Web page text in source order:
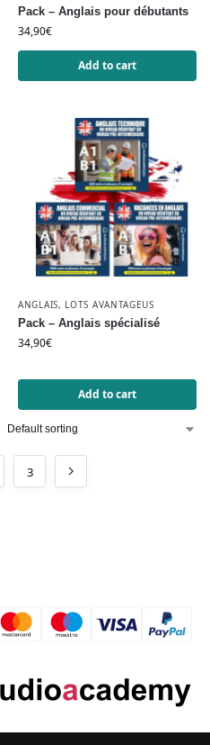
Pack – Anglais pour débutants
34,90€
Add to cart
ANGLAIS, LOTS AVANTAGEUS
Pack – Anglais spécialisé
34,90€
Add to cart
3